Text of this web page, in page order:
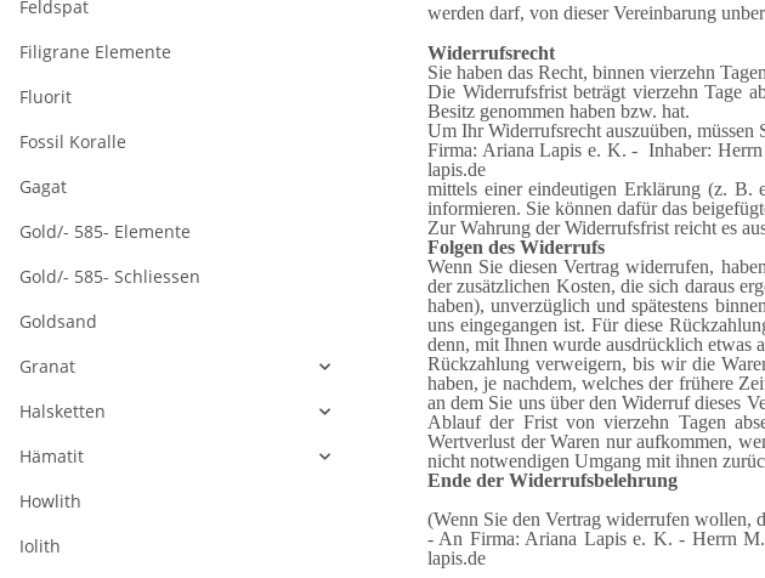
werden darf, von dieser Vereinbarung
Widerrufsrecht
Sie haben das Recht, binnen vierzehn
Die Widerrufsfrist beträgt vierzehn Tage
Besitz genommen haben bzw. hat.
Um Ihr Widerrufsrecht auszuüben, müssen
Firma: Ariana Lapis e. K. - Inhaber:
lapis.de
mittels einer eindeutigen Erklärung (z. B.
informieren. Sie können dafür das
Zur Wahrung der Widerrufsfrist reicht es
Folgen des Widerrufs
Wenn Sie diesen Vertrag widerrufen,
der zusätzlichen Kosten, die sich daraus
haben), unverzüglich und spätestens
uns eingegangen ist. Für diese
denn, mit Ihnen wurde ausdrücklich etwas
Rückzahlung verweigern, bis wir die
haben, je nachdem, welches der frühere
an dem Sie uns über den Widerruf dieses
Ablauf der Frist von vierzehn Tagen
Wertverlust der Waren nur aufkommen,
nicht notwendigen Umgang mit ihnen
Ende der Widerrufsbelehrung
(Wenn Sie den Vertrag widerrufen wollen,
- An Firma: Ariana Lapis e. K. - Herrn
lapis.de
Feldspat
Filigrane Elemente
Fluorit
Fossil Koralle
Gagat
Gold/- 585- Elemente
Gold/- 585- Schliessen
Goldsand
Granat
Halsketten
Hämatit
Howlith
Iolith